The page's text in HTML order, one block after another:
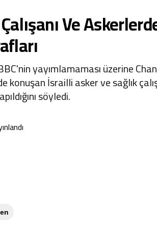
Ve
yayımlamaması üzerine
konuşan İsrailli asker ve sağlık
söyledi.